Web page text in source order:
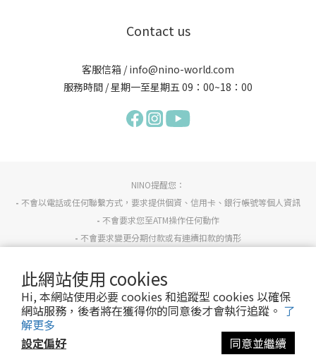
此網站使用 cookies
Hi, 本網站使用必要 cookies 和追蹤型 cookies 以確保
網站服務，後者將在獲得你的同意後才會執行追蹤。 了
解更多
設定偏好
同意並繼續
Contact us
客服信箱 / info@nino-world.com
服務時間 / 星期一至星期五 09：00~18：00
NINO提醒您：
- 不會以電話或任何聯繫方式，要求提供個資、信用卡、銀行帳號等個人資訊
- 不會要求您至ATM操作任何動作
- 不會要求變更分期付款或有連續扣款的情形
服務條款/ 隱私政策
© 2013 Nino all right reserved.